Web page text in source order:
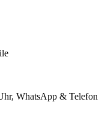
WhatsApp & Telefon